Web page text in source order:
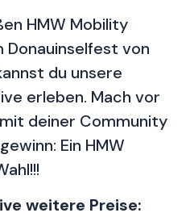
HMW Mobility
von
du unsere
erleben. Mach vor
deiner Community
Ein HMW
weitere Preise: